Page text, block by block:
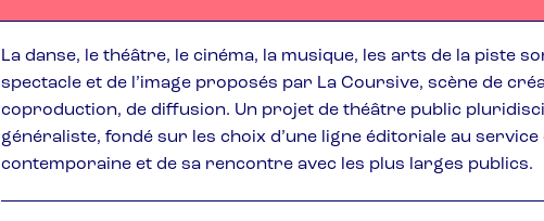
La danse, le théâtre, le cinéma, la musique, les arts de la piste
spectacle et de l’image proposés par La Coursive, scène de
coproduction, de diffusion. Un projet de théâtre public
généraliste, fondé sur les choix d’une ligne éditoriale au
contemporaine et de sa rencontre avec les plus larges publics.